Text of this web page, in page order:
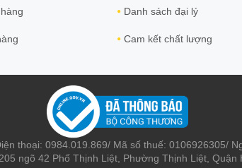
Danh sách đại lý
Cam kết chất lượng
thoại: 0984.019.869/ Mã số thuế: 0106926305/
ngõ 42 Phố Thịnh Liệt, Phường Thịnh Liệt, Quận